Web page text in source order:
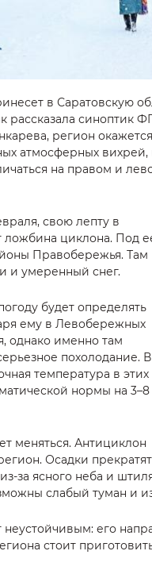
в Саратовскую
рассказала синоптик
регион
атмосферных вихрей,
на правом и
свою лепту в
циклона. Под
Правобережья. Там
и умеренный снег.
будет определять
ему в Левобережных
однако именно там
похолодание. В
температура в этих
нормы на 3–8
меняться. Антициклон
Осадки
за ясного неба и
слабый туман и
его
стоит